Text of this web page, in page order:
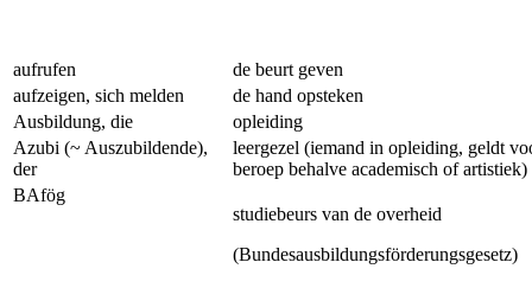
aufrufen
de beurt geven
aufzeigen, sich melden
de hand opsteken
Ausbildung, die
opleiding
Azubi (~ Auszubildende),
der
leergezel (iemand in opleiding, geldt
beroep behalve academisch of artistiek)
BAfög
studiebeurs van de overheid
(Bundesausbildungsförderungsgesetz)